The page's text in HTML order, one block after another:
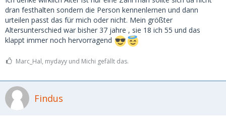
dran festhalten sondern die Person kennenlernen und dann
urteilen passt das für mich oder nicht. Mein größter
Altersunterschied war bisher 37 jahre , sie 18 ich 55 und das
klappt immer noch hervorragend
Marc_Hal, mydayy und Michi gefällt das.
Findus